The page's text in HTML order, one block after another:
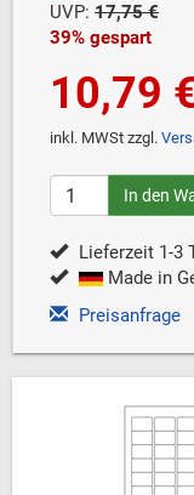
UVP: 17,75 €
39% gespart
10,79
inkl. MWSt zzgl.
In den
Lieferzeit 1-3
Made in
Preisanfrage